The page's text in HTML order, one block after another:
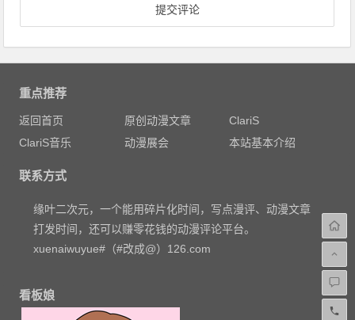
重点推荐
返回首页 原创动漫文章
ClariS
ClariS音乐
动漫展会 本站基本介绍
联系方式
缘叶二次元，一个能用碎片化时间，写点漫评、动漫文章
打发时间，还可以赚零花钱的动漫评论平台。
xuenaiwuyue#（#改成@）126.com
看板娘